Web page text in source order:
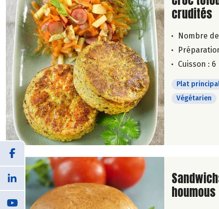
crudités
Nombre
Cuisson : 6
Plat
Végétarien
Lire la